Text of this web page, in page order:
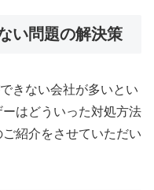
い問題の解決策
きない会社が多いとい
はどういった対処方法
紹介をさせていただい